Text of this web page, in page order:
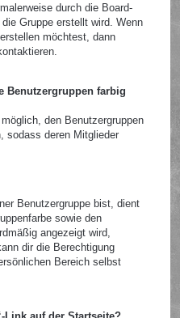
durch die Board-
Gruppe erstellt wird. Wenn
möchtest, dann
Benutzergruppen farbig
den Benutzergruppen
sodass deren Mitglieder
Benutzergruppe bist, dient
sowie den
angezeigt wird,
dir die Berechtigung
Bereich selbst